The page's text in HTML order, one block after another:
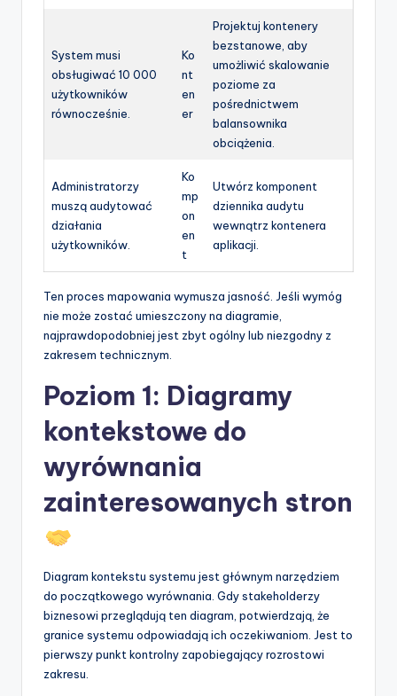
System musi
obsługiwać 10 000
użytkowników
równocześnie.
Ko
nt
en
er
Projektuj kontenery
bezstanowe, aby
umożliwić skalowanie
poziome za
pośrednictwem
balansownika
obciążenia.
Administratorzy
muszą audytować
działania
użytkowników.
Ko
mp
on
en
t
Utwórz komponent
dziennika audytu
wewnątrz kontenera
aplikacji.
Ten proces mapowania wymusza jasność. Jeśli wymóg
nie może zostać umieszczony na diagramie,
najprawdopodobniej jest zbyt ogólny lub niezgodny z
zakresem technicznym.
Poziom 1: Diagramy
kontekstowe do
wyrównania
zainteresowanych stron
Diagram kontekstu systemu jest głównym narzędziem
do początkowego wyrównania. Gdy stakeholderzy
biznesowi przeglądują ten diagram, potwierdzają, że
granice systemu odpowiadają ich oczekiwaniom. Jest to
pierwszy punkt kontrolny zapobiegający rozrostowi
zakresu.